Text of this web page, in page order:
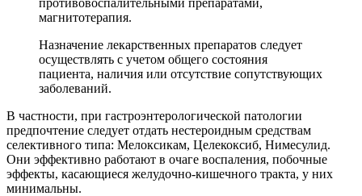
магнитотерапия.
Назначение лекарственных препаратов следует
осуществлять с учетом общего состояния
пациента, наличия или отсутствие сопутствующих
заболеваний.
В частности, при гастроэнтерологической патологии
предпочтение следует отдать нестероидным средствам
селективного типа: Мелоксикам, Целекоксиб, Нимесулид.
Они эффективно работают в очаге воспаления, побочные
эффекты, касающиеся желудочно-кишечного тракта, у них
минимальны.